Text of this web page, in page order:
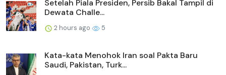
Setelah Piala Presiden, Persib Bakal Tampil di
Dewata Challe...
2 hours ago 5
Kata-kata Menohok Iran soal Pakta Baru
Saudi, Pakistan, Turk...